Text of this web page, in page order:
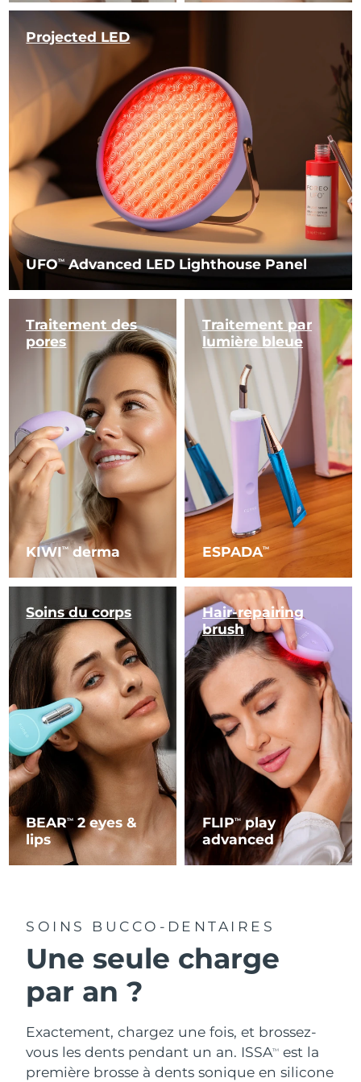
UFOTMAdvanced LED Lighthouse Panel
Projected LED
KIWITMderma
Traitement des
pores
ESPADATM
Traitement par
lumière bleue
BEARTM
2 eyes &
lips
Soins du corps
FLIPTMplay
advanced
Hair-repairing
brush
SOINS BUCCO-DENTAIRES
Une seule charge
par an ?
Exactement, chargez une fois, et brossez-
vous les dents pendant un an. ISSATM
est la
première brosse à dents sonique en silicone